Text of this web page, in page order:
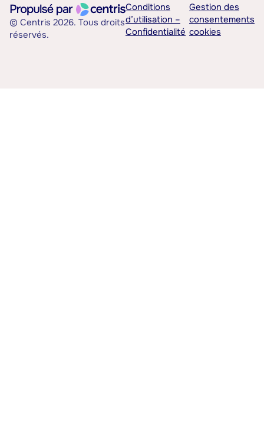
© Centris 2026. Tous droits
réservés.
Conditions
d’utilisation –
Confidentialité
Gestion des
consentements
cookies